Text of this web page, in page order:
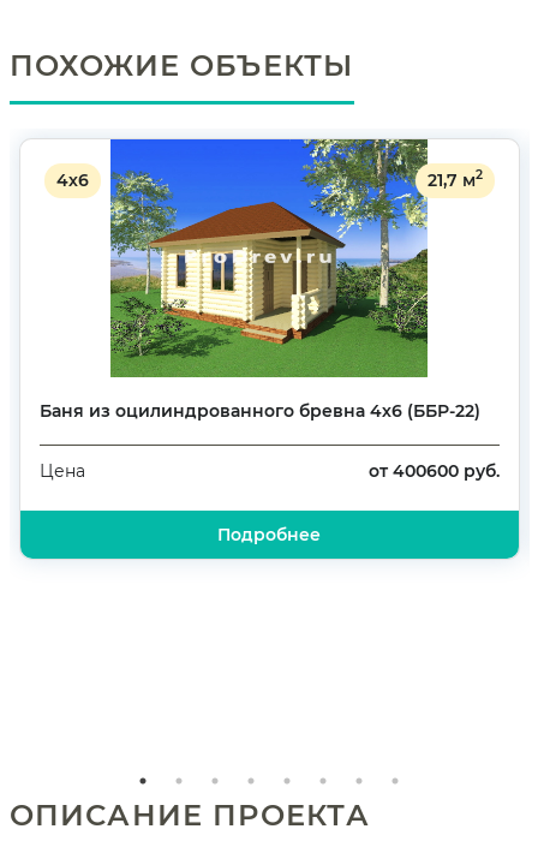
ПОХОЖИЕ ОБЪЕКТЫ
21,7 м2
4х6
Баня из оцилиндрованного бревна 4х6 (ББР-22)
Цена от 400600 руб.
Подробнее
ОПИСАНИЕ ПРОЕКТА